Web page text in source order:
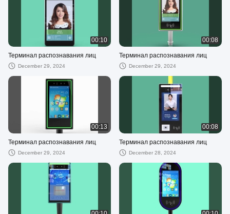
00:10
Терминал распознавания лиц
December 29, 2024
00:08
Терминал распознавания лиц
December 29, 2024
00:13
Терминал распознавания лиц
December 29, 2024
00:08
Терминал распознавания лиц
December 28, 2024